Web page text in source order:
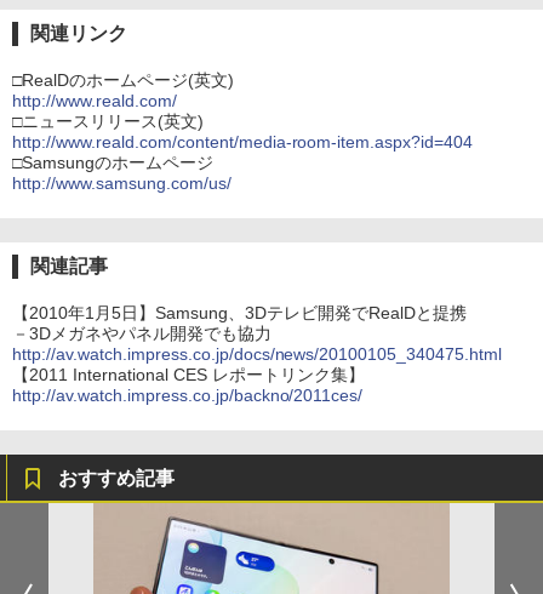
関連リンク
□RealDのホームページ(英文)
http://www.reald.com/
□ニュースリリース(英文)
http://www.reald.com/content/media-room-item.aspx?id=404
□Samsungのホームページ
http://www.samsung.com/us/
関連記事
【2010年1月5日】Samsung、3Dテレビ開発でRealDと提携
－3Dメガネやパネル開発でも協力
http://av.watch.impress.co.jp/docs/news/20100105_340475.html
【2011 International CES レポートリンク集】
http://av.watch.impress.co.jp/backno/2011ces/
おすすめ記事